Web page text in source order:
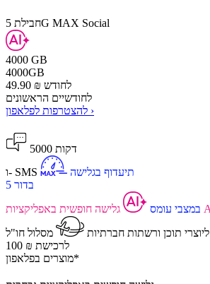
חבילת 5G MAX Social
4000 GB
4000GB
49.90 ₪ לחודש
לחודשיים הראשונים
להצטרפות לפלאפון ›
5000 דקות
ו- SMS
תיעדוף בגלישה
בדור 5
במצבי עומס
תוכן ורשתות חברתיות
100 ₪ לרכישת
מוצרים בפלאפון*